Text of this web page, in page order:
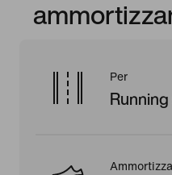
Per